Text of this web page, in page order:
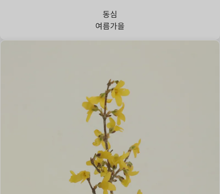
동심
여름가을